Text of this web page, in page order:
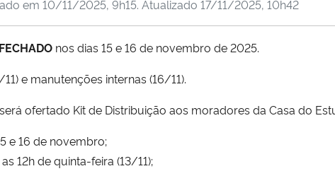
em 10/11/2025, 9h15. Atualizado 17/11/2025, 10h42
FECHADO nos dias 15 e 16 de novembro de 2025.
e manutenções internas (16/11).
ofertado Kit de Distribuição aos moradores da Casa do
e 16 de novembro;
12h de quinta-feira (13/11);